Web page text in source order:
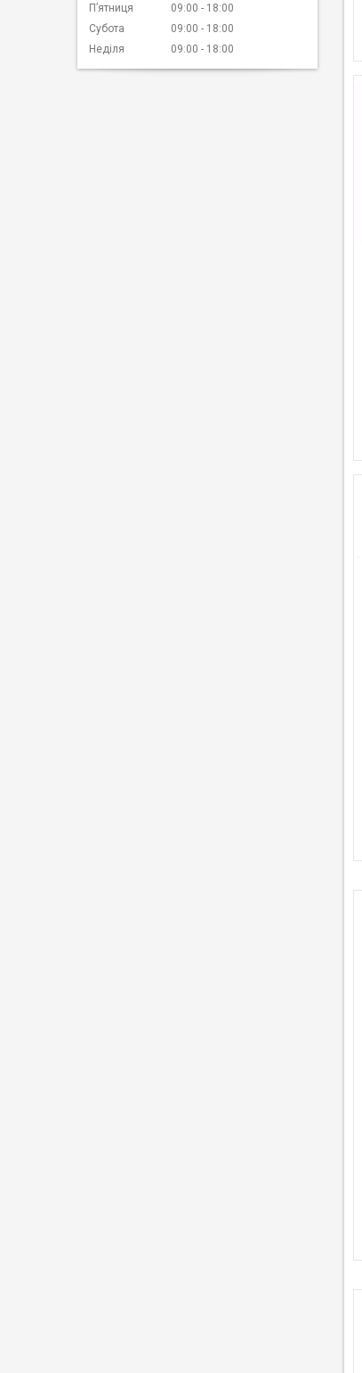
Пʼятниця
09:00
18:00
Субота
09:00
18:00
Неділя
09:00 18:00